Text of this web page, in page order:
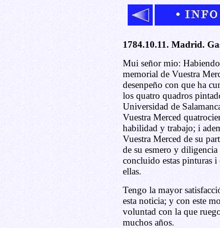
1784.10.11. Madrid.
Mui señor mio:
memorial de Vuestra
desenpeño con que ha
los quatro quadros
Universidad de
Vuestra Merced
habilidad y trabajo; i
Vuestra Merced de su
de su esmero y
concluido estas pinturas
ellas.
Tengo la mayor
esta noticia; y con este
voluntad con la que
muchos años.